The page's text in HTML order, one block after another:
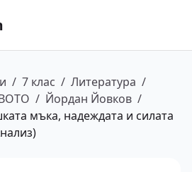
/ 7 клас / Литература /
/ Йордан Йовков /
мъка, надеждата и силата